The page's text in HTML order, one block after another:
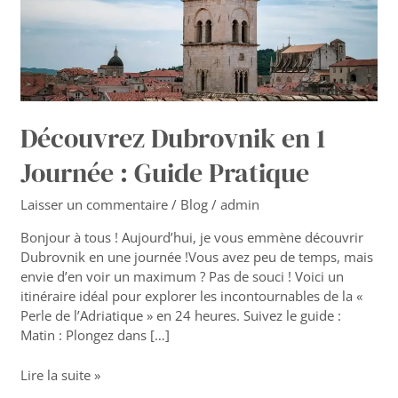
Découvrez Dubrovnik en 1
Journée : Guide Pratique
Laisser un commentaire / Blog /admin
Bonjour à tous ! Aujourd’hui, je vous emmène découvrir
Dubrovnik en une journée !Vous avez peu de temps, mais
envie d’en voir un maximum ? Pas de souci ! Voici un
itinéraire idéal pour explorer les incontournables de la «
Perle de l’Adriatique » en 24 heures. Suivez le guide :
Matin : Plongez dans […]
Lire la suite »